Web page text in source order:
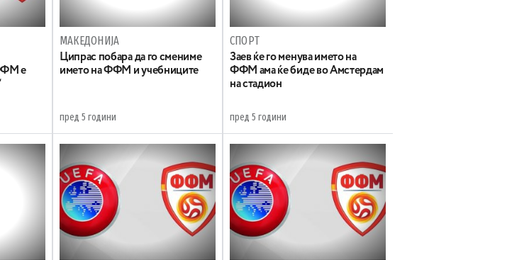
е
МАКЕДОНИЈА
Ципрас побара да го смениме
името на ФФМ и учебниците
пред 5 години
СПОРТ
Заев ќе го менува името на
ФФМ ама ќе биде во Амстердам
на стадион
пред 5 години